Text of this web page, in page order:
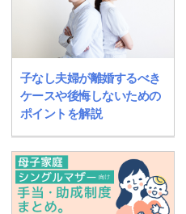
子なし夫婦が離婚するべき
ケースや後悔しないための
ポイントを解説